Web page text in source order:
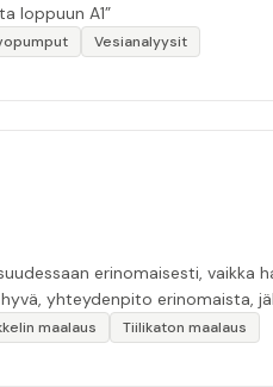
loppuun A1”
Vesianalyysit
erinomaisesti,
yhteydenpito erinomaista,
maalaus
Tiilikaton maalaus